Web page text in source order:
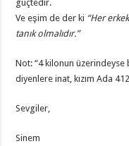
güçtedir.
Ve eşim de der ki “Her
tanık olmalıdır.”
Not: “4 kilonun üzerindeyse
diyenlere inat, kızım Ada
Sevgiler,
Sinem